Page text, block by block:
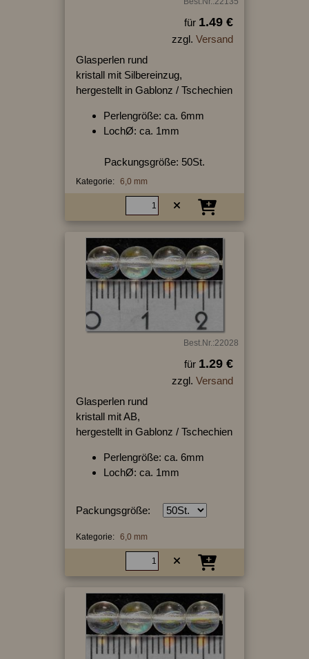
für 1.49 €
zzgl. Versand
Glasperlen rund
kristall mit Silbereinzug,
hergestellt in Gablonz / Tschechien
Perlengröße: ca. 6mm
LochØ: ca. 1mm
Packungsgröße: 50St.
Kategorie: 6,0 mm
Best.Nr.:22028
für 1.29 €
zzgl. Versand
Glasperlen rund
kristall mit AB,
hergestellt in Gablonz / Tschechien
Perlengröße: ca. 6mm
LochØ: ca. 1mm
Packungsgröße:
Kategorie: 6,0 mm